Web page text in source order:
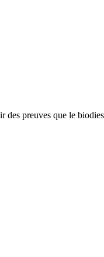
preuves que le